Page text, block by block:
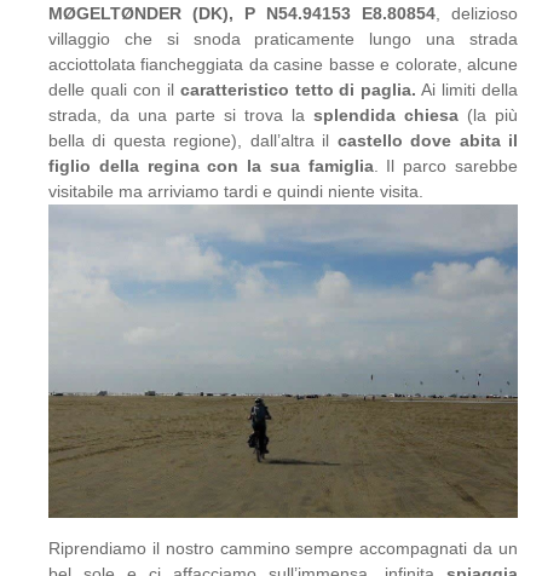
MØGELTØNDER (DK), P N54.94153 E8.80854 , delizioso
villaggio che si snoda praticamente lungo una strada
acciottolata fiancheggiata da casine basse e colorate, alcune
delle quali con il caratteristico tetto di paglia. Ai limiti della
strada, da una parte si trova la splendida chiesa (la più
bella di questa regione), dall’altra il castello dove abita il
figlio della regina con la sua famiglia. Il parco sarebbe
visitabile ma arriviamo tardi e quindi niente visita.
Riprendiamo il nostro cammino sempre accompagnati da un